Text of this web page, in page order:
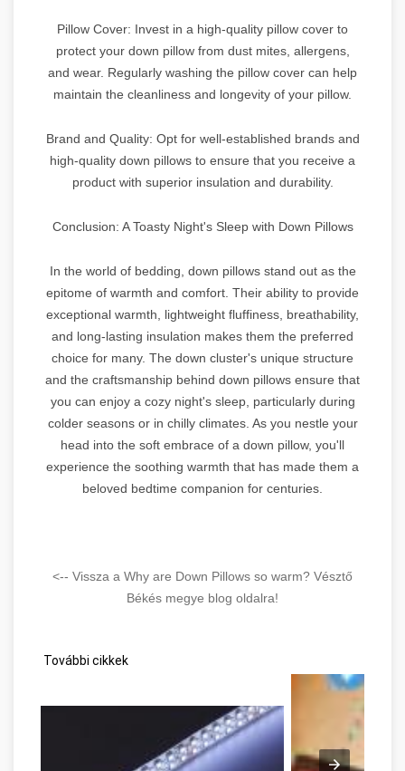
Pillow Cover: Invest in a high-quality pillow cover to
protect your down pillow from dust mites, allergens,
and wear. Regularly washing the pillow cover can help
maintain the cleanliness and longevity of your pillow.
Brand and Quality: Opt for well-established brands and
high-quality down pillows to ensure that you receive a
product with superior insulation and durability.
Conclusion: A Toasty Night's Sleep with Down Pillows
In the world of bedding, down pillows stand out as the
epitome of warmth and comfort. Their ability to provide
exceptional warmth, lightweight fluffiness, breathability,
and long-lasting insulation makes them the preferred
choice for many. The down cluster's unique structure
and the craftsmanship behind down pillows ensure that
you can enjoy a cozy night's sleep, particularly during
colder seasons or in chilly climates. As you nestle your
head into the soft embrace of a down pillow, you'll
experience the soothing warmth that has made them a
beloved bedtime companion for centuries.
<-- Vissza a Why are Down Pillows so warm? Vésztő
Békés megye blog oldalra!
További cikkek